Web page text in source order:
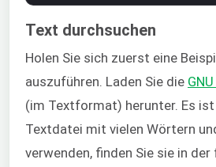
Text durchsuchen
Holen Sie sich zuerst eine
auszuführen. Laden Sie die
(im Textformat) herunter. Es
Textdatei mit vielen Wörtern
verwenden, finden Sie sie in